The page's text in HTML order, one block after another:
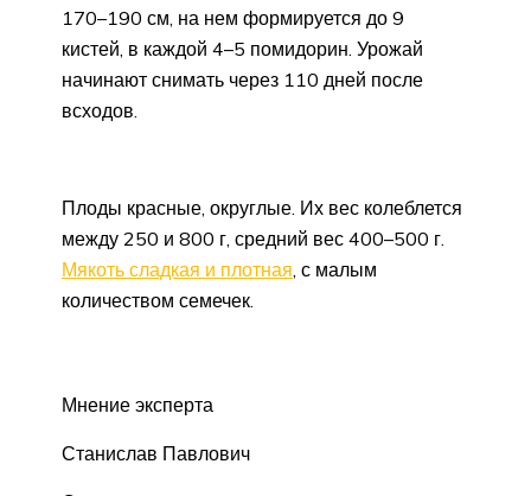
170–190 см, на нем формируется до 9
кистей, в каждой 4–5 помидорин. Урожай
начинают снимать через 110 дней после
всходов.
Плоды красные, округлые. Их вес колеблется
между 250 и 800 г, средний вес 400–500 г.
Мякоть сладкая и плотная , с малым
количеством семечек.
Мнение эксперта
Станислав Павлович